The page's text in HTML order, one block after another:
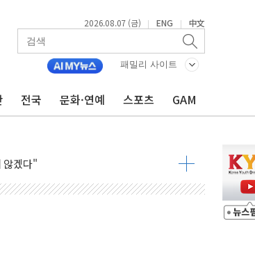
2026.08.07 (금) | ENG | 中文
패밀리 사이트
전국 문화·연예 스포츠 GAM
숨진 채 발견
않겠다"
공급 합의에 7%대 급등
혜택 강화...새벽 배송 도입 예정